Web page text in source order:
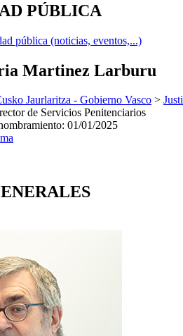
PÚBLICA
pública (noticias, eventos,...)
Martinez Larburu
Jaurlaritza - Gobierno Vasco >
de Servicios Penitenciarios
: 01/01/2025